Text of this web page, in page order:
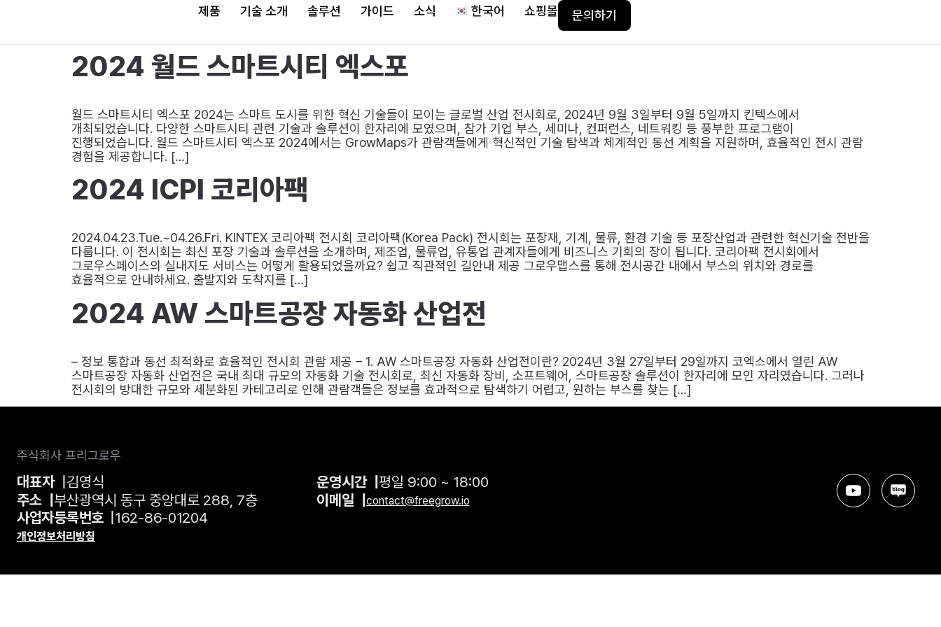
제품 기술 소개 솔루션 가이드 소식 한국어 쇼핑몰 문의하기
2024 월드 스마트시티 엑스포
월드 스마트시티 엑스포 2024는 스마트 도시를 위한 혁신 기술들이 모이는 글로벌 산업 전시회로, 2024년 9월 3일부터 9월 5일까지 킨텍스에서
개최되었습니다. 다양한 스마트시티 관련 기술과 솔루션이 한자리에 모였으며, 참가 기업 부스, 세미나, 컨퍼런스, 네트워킹 등 풍부한 프로그램이
진행되었습니다. 월드 스마트시티 엑스포 2024에서는 GrowMaps가 관람객들에게 혁신적인 기술 탐색과 체계적인 동선 계획을 지원하며, 효율적인 전시 관람
경험을 제공합니다. […]
2024 ICPI 코리아팩
2024.04.23.Tue.~04.26.Fri. KINTEX 코리아팩 전시회 코리아팩(Korea Pack) 전시회는 포장재, 기계, 물류, 환경 기술 등 포장산업과 관련한 혁신기술 전반을
다룹니다. 이 전시회는 최신 포장 기술과 솔루션을 소개하며, 제조업, 물류업, 유통업 관계자들에게 비즈니스 기회의 장이 됩니다. 코리아팩 전시회에서
그로우스페이스의 실내지도 서비스는 어떻게 활용되었을까요? 쉽고 직관적인 길안내 제공 그로우맵스를 통해 전시공간 내에서 부스의 위치와 경로를
효율적으로 안내하세요. 출발지와 도착지를 […]
2024 AW 스마트공장 자동화 산업전
– 정보 통합과 동선 최적화로 효율적인 전시회 관람 제공 – 1. AW 스마트공장 자동화 산업전이란? 2024년 3월 27일부터 29일까지 코엑스에서 열린 AW
스마트공장 자동화 산업전은 국내 최대 규모의 자동화 기술 전시회로, 최신 자동화 장비, 소프트웨어, 스마트공장 솔루션이 한자리에 모인 자리였습니다. 그러나
전시회의 방대한 규모와 세분화된 카테고리로 인해 관람객들은 정보를 효과적으로 탐색하기 어렵고, 원하는 부스를 찾는 […]
주식회사 프리그로우
대표자| 김영식
주소 | 부산광역시 동구 중앙대로 288, 7층
사업자등록번호
162-86-01204
운영시간 | 평일 9:00 ~ 18:00
이메일 |
contact@freegrow.io
개인정보처리방침